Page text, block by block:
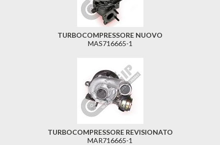
TURBOCOMPRESSORE NUOVO
MAS716665-1
TURBOCOMPRESSORE REVISIONATO
MAR716665-1